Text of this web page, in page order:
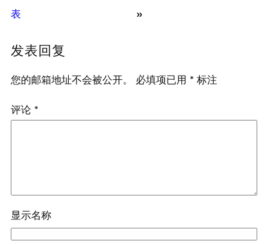
表
»
发表回复
您的邮箱地址不会被公开。 必填项已用 * 标注
评论 *
显示名称